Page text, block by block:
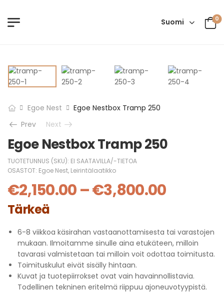
Suomi 0
Egoe Nest
Egoe Nestbox Tramp 250
Prev
Next
Egoe Nestbox Tramp 250
TUOTETUNNUS (SKU): EI SAATAVILLA/-TIETOA
OSASTOT: Egoe Nest, Leirintälaatikko
€2,150.00–€3,800.00
Tärkeä
6-8 viikkoa käsirahan vastaanottamisesta tai varastojen
mukaan. Ilmoitamme sinulle aina etukäteen, milloin
tavarasi valmistetaan tai milloin voit odottaa toimitusta.
Toimituskulut eivät sisälly hintaan.
Kuvat ja tuotepiirrokset ovat vain havainnollistavia.
Todellinen tekninen eritelmä riippuu ajoneuvotyypistä.